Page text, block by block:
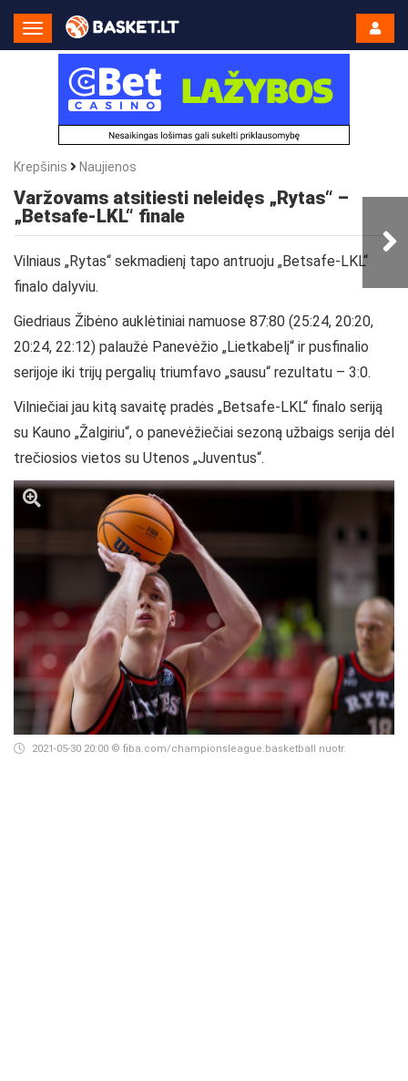
Toggle
Navigation
Krepšinis Naujienos
Varžovams atsitiesti neleidęs „Rytas“ –
„Betsafe-LKL“ finale
Vilniaus „Rytas“ sekmadienį tapo antruoju „Betsafe-LKL“
finalo dalyviu.
Giedriaus Žibėno auklėtiniai namuose 87:80 (25:24, 20:20,
20:24, 22:12) palaužė Panevėžio „Lietkabelį“ ir pusfinalio
serijoje iki trijų pergalių triumfavo „sausu“ rezultatu – 3:0.
Vilniečiai jau kitą savaitę pradės „Betsafe-LKL“ finalo seriją
su Kauno „Žalgiriu“, o panevėžiečiai sezoną užbaigs serija dėl
trečiosios vietos su Utenos „Juventus“.
2021-05-30 20:00 © fiba.com/championsleague.basketball nuotr.